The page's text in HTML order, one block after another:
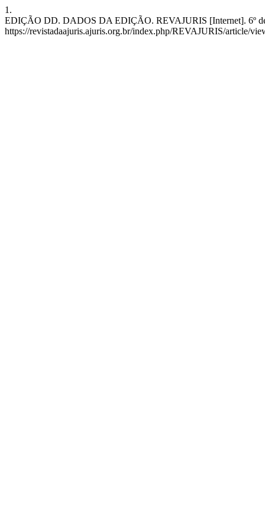
1.
EDIÇÃO DD. DADOS DA EDIÇÃO. REVAJURIS [Internet]. 6º
https://revistadaajuris.ajuris.org.br/index.php/REVAJURIS/article/